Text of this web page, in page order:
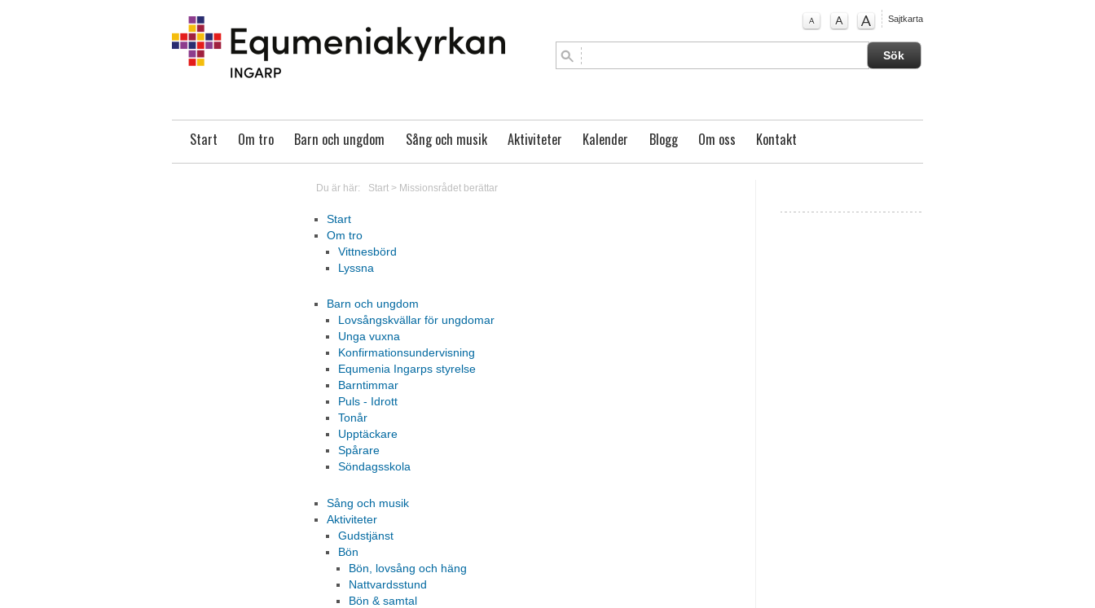
Sajtkarta
Start Om tro Barn och ungdom Sång och musik Aktiviteter Kalender Blogg Om oss Kontakt
Du är här: Start> Missionsrådet berättar
Start
Om tro
Vittnesbörd
Lyssna
Barn och ungdom
Lovsångskvällar för ungdomar
Unga vuxna
Konfirmationsundervisning
Equmenia Ingarps styrelse
Barntimmar
Puls - Idrott
Tonår
Upptäckare
Spårare
Söndagsskola
Sång och musik
Aktiviteter
Gudstjänst
Bön
Bön, lovsång och häng
Nattvardsstund
Bön & samtal